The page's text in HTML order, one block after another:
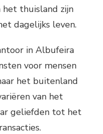
thuisland zijn
dagelijks leven.
in Albufeira
voor mensen
het buitenland
van het
geliefden tot het